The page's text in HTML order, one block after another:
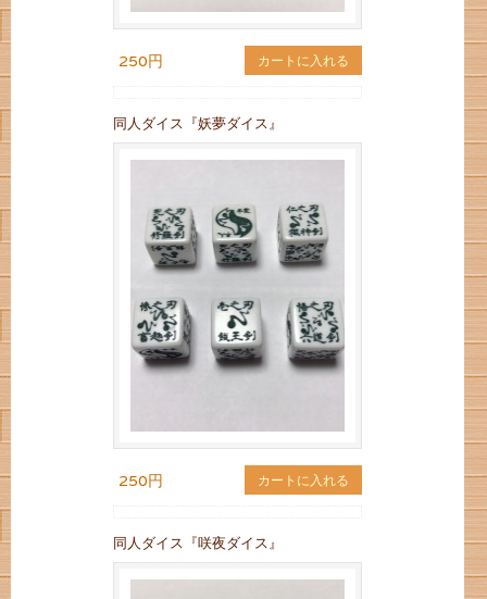
250円 カートに入れる
同人ダイス『妖夢ダイス』
250円 カートに入れる
同人ダイス『咲夜ダイス』